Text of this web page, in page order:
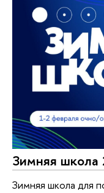
Зимняя школа
Зимняя школа для